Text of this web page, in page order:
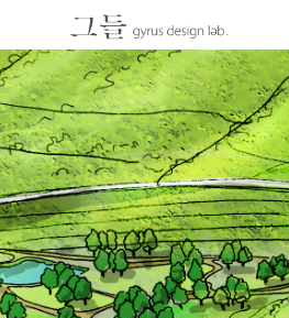
Hit enter to search or ESC to